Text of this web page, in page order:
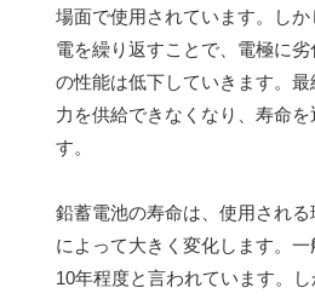
場面で使用されています。し
電を繰り返すことで、電極に
の性能は低下していきます。
力を供給できなくなり、寿命
す。
鉛蓄電池の寿命は、使用され
によって大きく変化します。
10年程度と言われています。